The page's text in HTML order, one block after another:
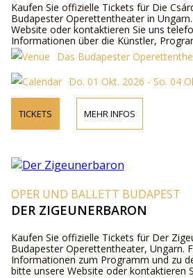
Kaufen Sie offizielle Tickets für Die
Budapester Operettentheater in
Website oder kontaktieren Sie uns
Informationen über die Künstler,
Ticketpreise.Das Budapester
Do. 01 Okt. 2026 - So. 04
TICKETS MEHR INFOS
OPER UND BALLETT BUDAPEST
DER ZIGEUNERBARON
Kaufen Sie offizielle Tickets für Der
Budapester Operettentheater, Ungarn.
Informationen zum Programm und zu
bitte unsere Website oder kontaktieren